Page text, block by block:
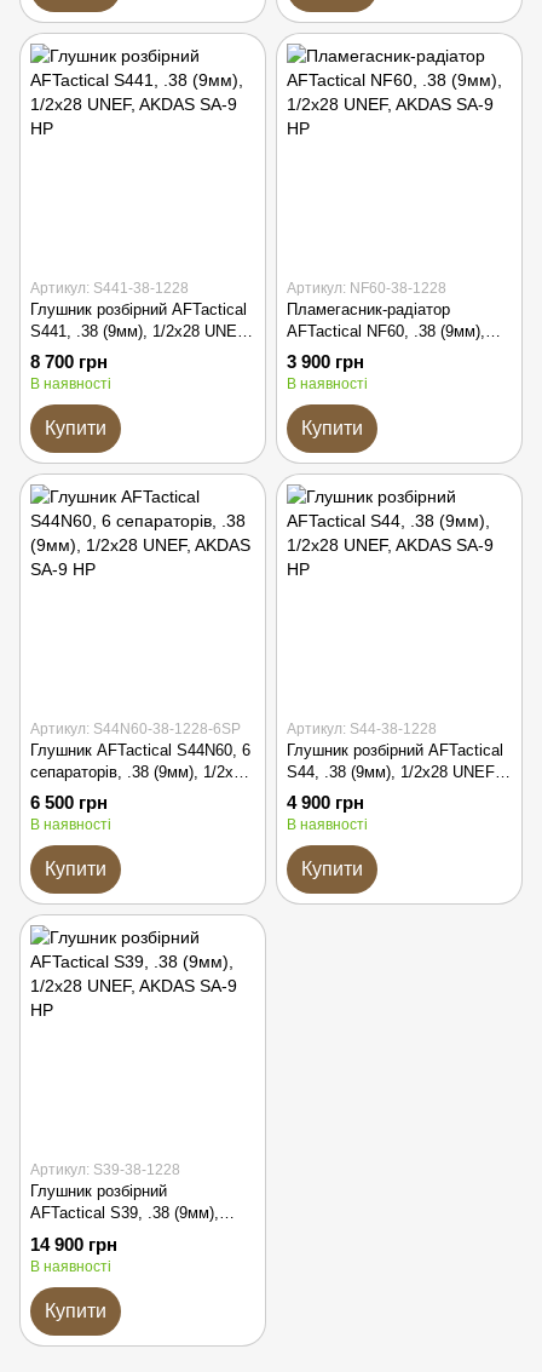
Артикул: S441-38-1228
Глушник розбірний AFTactical
S441, .38 (9мм), 1/2x28 UNEF,
AKDAS SA-9 HP
8 700 грн
В наявності
Купити
Артикул: NF60-38-1228
Пламегасник-радіатор
AFTactical NF60, .38 (9мм),
1/2x28 UNEF, AKDAS SA-9 HP
3 900 грн
В наявності
Купити
Артикул: S44N60-38-1228-6SP
Глушник AFTactical S44N60, 6
сепараторів, .38 (9мм), 1/2x28
UNEF, AKDAS SA-9 HP
6 500 грн
В наявності
Купити
Артикул: S44-38-1228
Глушник розбірний AFTactical
S44, .38 (9мм), 1/2x28 UNEF,
AKDAS SA-9 HP
4 900 грн
В наявності
Купити
Артикул: S39-38-1228
Глушник розбірний
AFTactical S39, .38 (9мм),
1/2x28 UNEF, AKDAS SA-9 HP
14 900 грн
В наявності
Купити